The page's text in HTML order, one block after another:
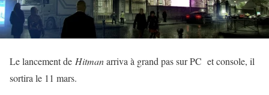
Le lancement de Hitmanarriva à grand pas sur PC et console, il
sortira le 11 mars.